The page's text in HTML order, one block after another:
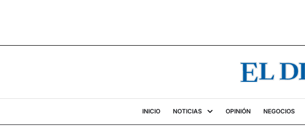
INICIO NOTICIAS OPINIÓN NEGOCIOS